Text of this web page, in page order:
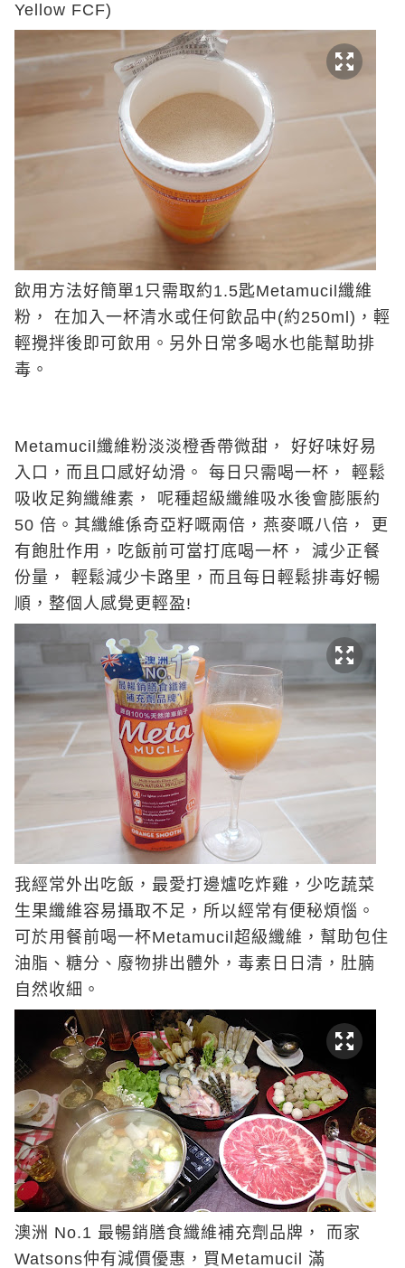
Yellow FCF)
飲用方法好簡單1只需取約1.5匙Metamucil纖維
粉， 在加入一杯清水或任何飲品中(約250ml)，輕
輕攪拌後即可飲用。另外日常多喝水也能幫助排
毒。
Metamucil纖維粉淡淡橙香帶微甜， 好好味好易
入口，而且口感好幼滑。 每日只需喝一杯， 輕鬆
吸收足夠纖維素， 呢種超級纖維吸水後會膨脹約
50 倍。其纖維係奇亞籽嘅兩倍，燕麥嘅八倍， 更
有飽肚作用，吃飯前可當打底喝一杯， 減少正餐
份量， 輕鬆減少卡路里，而且每日輕鬆排毒好暢
順，整個人感覺更輕盈!
我經常外出吃飯，最愛打邊爐吃炸雞，少吃蔬菜
生果纖維容易攝取不足，所以經常有便秘煩惱。
可於用餐前喝一杯Metamucil超級纖維，幫助包住
油脂、糖分、廢物排出體外，毒素日日清，肚腩
自然收細。
澳洲 No.1 最暢銷膳食纖維補充劑品牌， 而家
Watsons仲有減價優惠，買Metamucil 滿